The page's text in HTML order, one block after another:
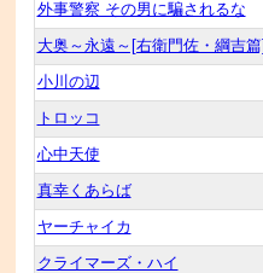
外事警察 その男に騙されるな
大奥～永遠～[右衛門佐・綱吉篇]
小川の辺
トロッコ
心中天使
真幸くあらば
ヤーチャイカ
クライマーズ・ハイ